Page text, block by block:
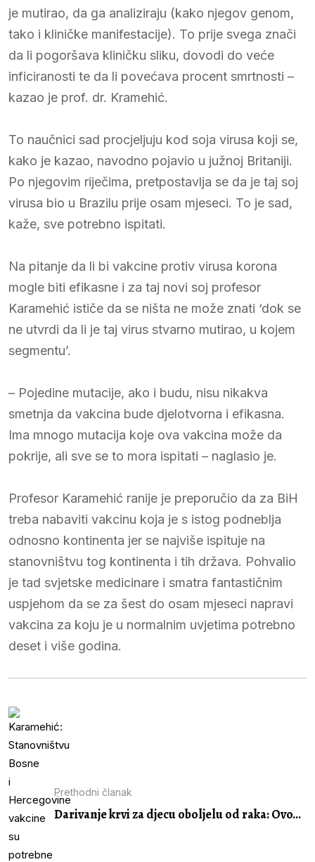
je mutirao, da ga analiziraju (kako njegov genom,
tako i kliničke manifestacije). To prije svega znači
da li pogoršava kliničku sliku, dovodi do veće
inficiranosti te da li povećava procent smrtnosti –
kazao je prof. dr. Kramehić.
To naučnici sad procjeljuju kod soja virusa koji se,
kako je kazao, navodno pojavio u južnoj Britaniji.
Po njegovim riječima, pretpostavlja se da je taj soj
virusa bio u Brazilu prije osam mjeseci. To je sad,
kaže, sve potrebno ispitati.
Na pitanje da li bi vakcine protiv virusa korona
mogle biti efikasne i za taj novi soj profesor
Karamehić ističe da se ništa ne može znati ‘dok se
ne utvrdi da li je taj virus stvarno mutirao, u kojem
segmentu’.
– Pojedine mutacije, ako i budu, nisu nikakva
smetnja da vakcina bude djelotvorna i efikasna.
Ima mnogo mutacija koje ova vakcina može da
pokrije, ali sve se to mora ispitati – naglasio je.
Profesor Karamehić ranije je preporučio da za BiH
treba nabaviti vakcinu koja je s istog podneblja
odnosno kontinenta jer se najviše ispituje na
stanovništvu tog kontinenta i tih država. Pohvalio
je tad svjetske medicinare i smatra fantastičnim
uspjehom da se za šest do osam mjeseci napravi
vakcina za koju je u normalnim uvjetima potrebno
deset i više godina.
Prethodni članak
Darivanje krvi za djecu oboljelu od raka: Ovo...